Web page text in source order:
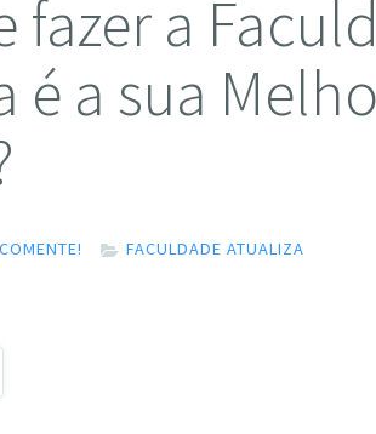
fazer a
é a sua
COMENTE! FACULDADE ATUALIZA